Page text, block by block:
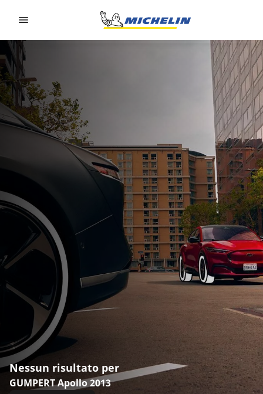
Nessun risultato per
GUMPERT Apollo 2013